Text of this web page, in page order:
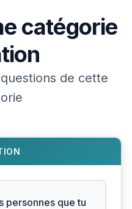
catégorie
de cette
personnes que tu